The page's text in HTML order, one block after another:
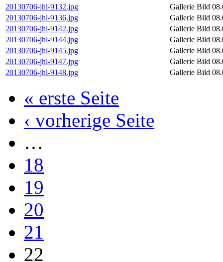
20130706-jhl-9132.jpg
Gallerie Bild
20130706-jhl-9136.jpg
Gallerie Bild
20130706-jhl-9142.jpg
Gallerie Bild
20130706-jhl-9144.jpg
Gallerie Bild
20130706-jhl-9145.jpg
Gallerie Bild
20130706-jhl-9147.jpg
Gallerie Bild
20130706-jhl-9148.jpg
Gallerie Bild
« erste Seite
‹ vorherige Seite
…
18
19
20
21
22